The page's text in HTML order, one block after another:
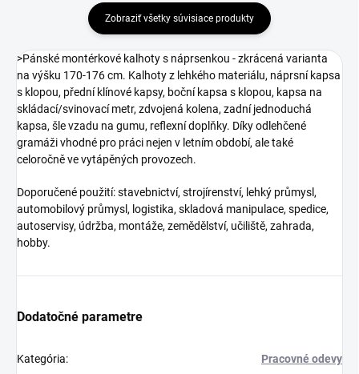
Zobraziť všetky súvisiace produkty
>Pánské montérkové kalhoty s náprsenkou - zkrácená varianta
na výšku 170-176 cm. Kalhoty z lehkého materiálu, náprsní kapsa
s klopou, přední klínové kapsy, boční kapsa s klopou, kapsa na
skládací/svinovací metr, zdvojená kolena, zadní jednoduchá
kapsa, šle vzadu na gumu, reflexní doplňky. Díky odlehčené
gramáži vhodné pro práci nejen v letním období, ale také
celoročně ve vytápěných provozech.
Doporučené použití: stavebnictví, strojírenství, lehký průmysl,
automobilový průmysl, logistika, skladová manipulace, spedice,
autoservisy, údržba, montáže, zemědělství, učiliště, zahrada,
hobby.
Dodatočné parametre
Kategória: Pracovné odevy